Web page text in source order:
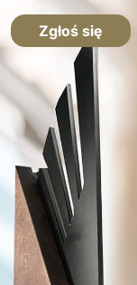
Zgłoś się